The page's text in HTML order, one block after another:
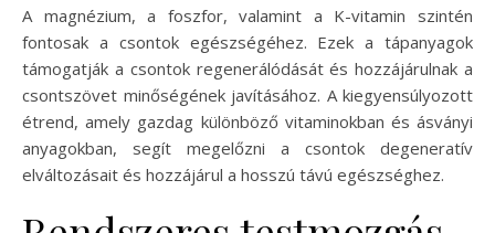
A magnézium, a foszfor, valamint a K-vitamin szintén
fontosak a csontok egészségéhez. Ezek a tápanyagok
támogatják a csontok regenerálódását és hozzájárulnak a
csontszövet minőségének javításához. A kiegyensúlyozott
étrend, amely gazdag különböző vitaminokban és ásványi
anyagokban, segít megelőzni a csontok degeneratív
elváltozásait és hozzájárul a hosszú távú egészséghez.